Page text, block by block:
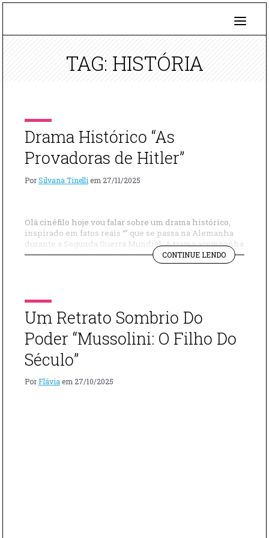
TAG: HISTÓRIA
Drama Histórico “As
Provadoras de Hitler”
PorSilvana Tinelli em 27/11/2025
Olá cinéfilo hoje vou falar sobre um drama histórico,
inspirado em fatos reais “” que se passa na Alemanha
durante a Segunda Guerra Mundial. A trama acompanha
Rosa Sauer, uma jovem de Berlim que, após perder os
pais e ver o marido partir para o front, é levada à força
CONTINUE LENDO"DRAMA
HISTÓRICO
Um Retrato Sombrio Do
Poder “Mussolini: O Filho Do
Século”
PorFlávia em 27/10/2025